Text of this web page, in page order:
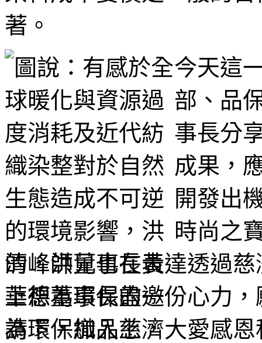
著。
今天這
部、品
事長分
成果，
開發出
時尚之
的，洪董事長表達透過
上想為環保盡一份心力
為環保織品上，大愛感